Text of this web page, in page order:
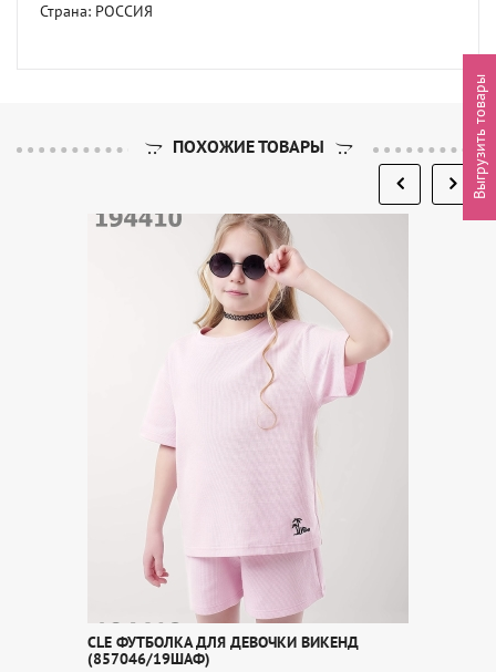
Страна: РОССИЯ
ПОХОЖИЕ ТОВАРЫ
CLE ФУТБОЛКА ДЛЯ ДЕВОЧКИ ВИКЕНД
(857046/19ШАФ)
Выгрузить товары